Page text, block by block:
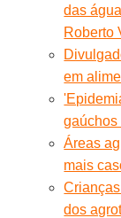
das
Roberto
em
gaúchos
Áreas
mais
dos